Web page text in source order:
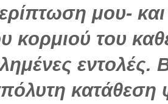
μου-
κορμιού του
εντολές.
κατάθεση